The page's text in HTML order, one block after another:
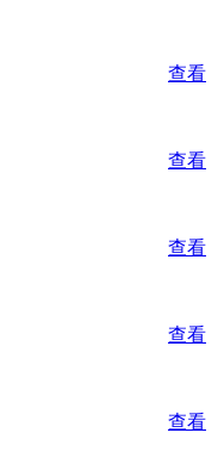
查看
查看
查看
查看
查看